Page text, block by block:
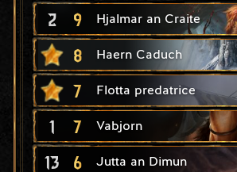
2 9 Hjalmar an Craite
8 Haern Caduch
7 Flotta predatrice
1 7 Vabjorn
13 6 Jutta an Dimun